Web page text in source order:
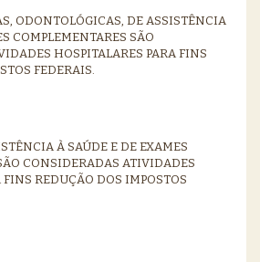
ODONTOLÓGICAS, DE ASSISTÊNCIA
COMPLEMENTARES SÃO
HOSPITALARES PARA FINS
FEDERAIS.
À SAÚDE E DE EXAMES
CONSIDERADAS ATIVIDADES
FINS REDUÇÃO DOS IMPOSTOS